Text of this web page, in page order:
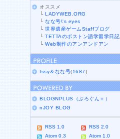
オススメ
└LADYWEB.ORG
└なな号\'s eyes
└世界遺産ゲームStaffブログ
└TETTAのボストン語学留学日記
└Web制作のアンアンドアン
Issy＆なな号(1687)
BLOGNPLUS（ぶろぐん＋）
nJOY BLOG
RSS 1.0
RSS 2.0
Atom 0.3
Atom 1.0